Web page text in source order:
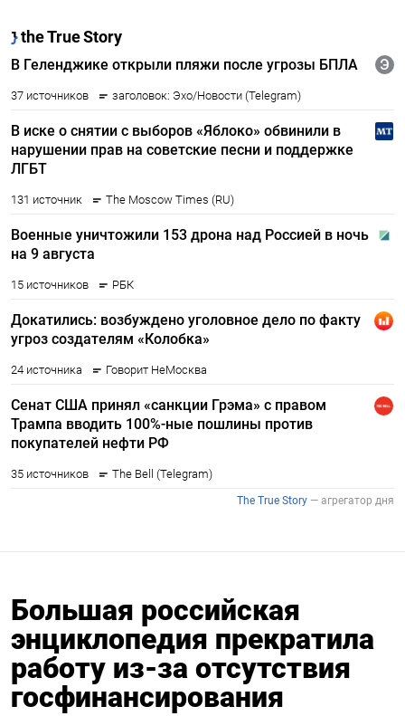
Большая российская
энциклопедия прекратила
работу из-за отсутствия
госфинансирования